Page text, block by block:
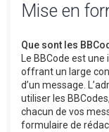
Mise en
Que sont les
Le BBCode est
offrant un large
d’un message.
utiliser les
chacun de vos
formulaire de